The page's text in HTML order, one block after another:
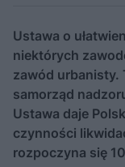
Ustawa o
niektórych
zawód urbanisty.
samorząd
Ustawa daje
czynności
rozpoczyna się